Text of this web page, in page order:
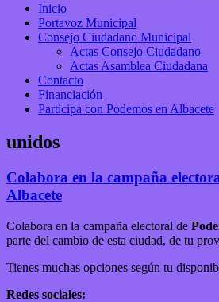
Inicio
Portavoz Municipal
Consejo Ciudadano Municipal
Actas Consejo Ciudadano
Actas Asamblea Ciudadana
Contacto
Financiación
Participa con Podemos en Albacete
unidos
Colabora en la campaña
Albacete
Colabora en la campaña electoral de
parte del cambio de esta ciudad, de tu
Tienes muchas opciones según tu
Redes sociales: